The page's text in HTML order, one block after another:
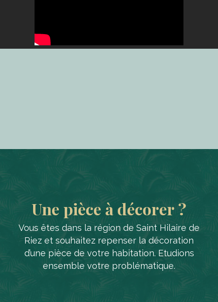
Une pièce à décorer ?
Vous êtes dans la région de Saint Hilaire de
Riez et souhaitez repenser la décoration
d’une pièce de votre habitation. Etudions
ensemble votre problématique.